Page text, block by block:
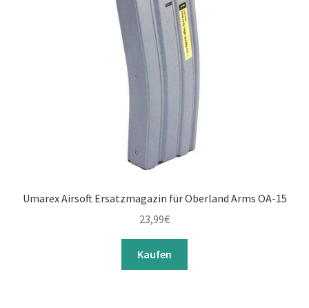
Umarex Airsoft Ersatzmagazin für Oberland Arms OA-15
23,99€
Kaufen